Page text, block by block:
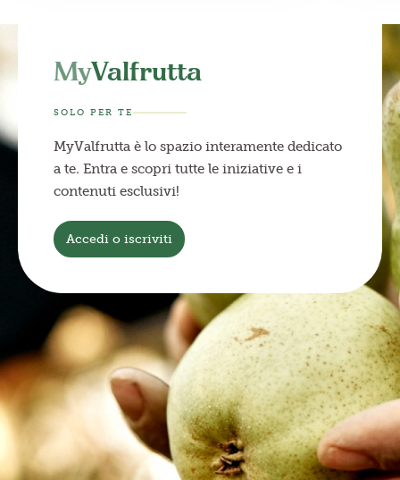
MyValfrutta
SOLO PER TE
MyValfrutta è lo spazio interamente dedicato
a te. Entra e scopri tutte le iniziative e i
contenuti esclusivi!
Accedi o iscriviti